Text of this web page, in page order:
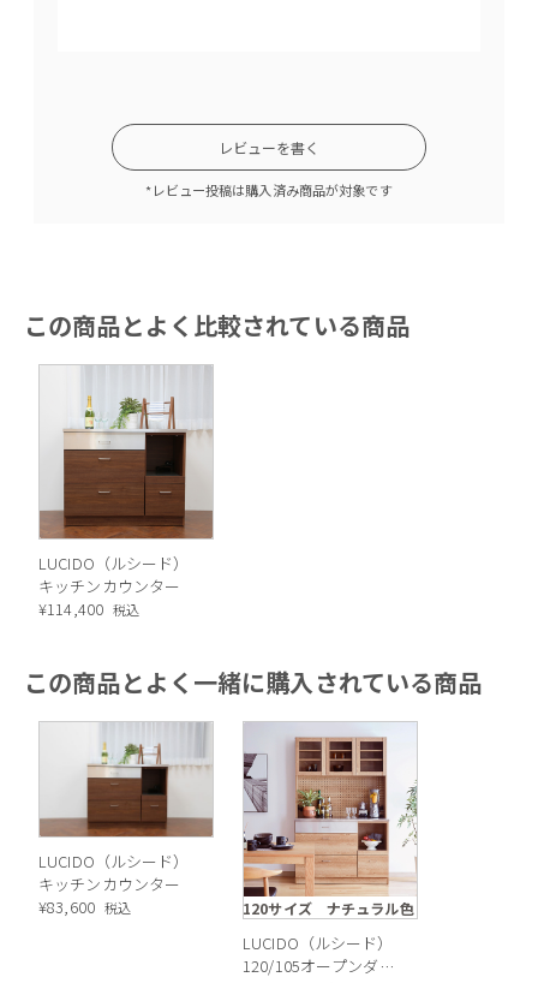
キッチン空間によく馴染むステンレスは、油汚れな
ね。窮屈なキッチンスペースにモヤモヤしていた方
デザイン面でも機能面でも充実したステンレス天板
が大活躍することでしょう。
2. 日常使いを快適に。お皿を選ぶ楽
しさがある引き出し収納
ルシードは奥までしっかりとお皿を収納できる引き
出し仕様。毎日の食卓に欠かせない食器だからこ
そ、小鉢や小皿・ワンプレート皿など、その日その
日の気分・お料理にあったお皿を選びたいもの。引
き出し収納なら楽にお皿を取り出せ、さらに一度に
たくさんの種類のお皿を確認することができるの
で、デイリーユーズの食器アイテムがたくさんある
方にはもってこいの一品です。
また、引出しにはスロークロージング機能（ダンパ
レビューを書く
*レビュー投稿は購入済み商品が対象です
この商品とよく比較されている商品
LUCIDO（ルシード）
キッチンカウンター
¥114,400 税込
この商品とよく一緒に購入されている商品
LUCIDO（ルシード）
キッチンカウンター
¥83,600 税込 120サイズ ナチュラル色
LUCIDO（ルシード）
120/105オープンダイ